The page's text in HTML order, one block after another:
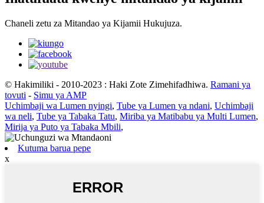
Chaneli zetu za Mitandao ya Kijamii Hukujuza.
© Hakimiliki - 2010-2023 : Haki Zote Zimehifadhiwa. Ramani ya
tovuti - Simu ya AMP
Uchimbaji wa Lumen nyingi, Tube ya Lumen ya ndani, Uchimbaji
wa neli, Tube ya Tabaka Tatu, Miriba ya Matibabu ya Multi Lumen,
Mirija ya Puto ya Tabaka Mbili,
Kutuma barua pepe
x